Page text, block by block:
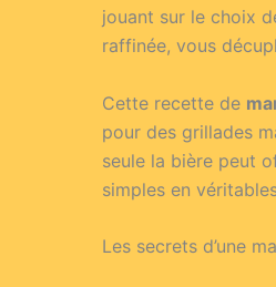
jouant sur le choix
raffinée, vous
Cette recette de
pour des grillades
seule la bière peut
simples en
Les secrets d’une